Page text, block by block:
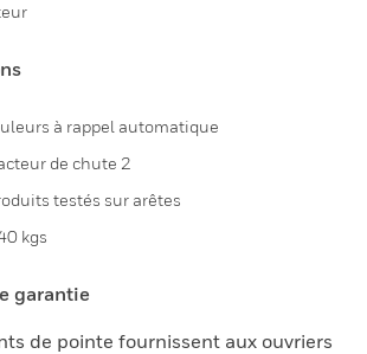
à rappel automatique
de chute 2
testés sur arêtes
kgs
garantie
de pointe fournissent aux ouvriers